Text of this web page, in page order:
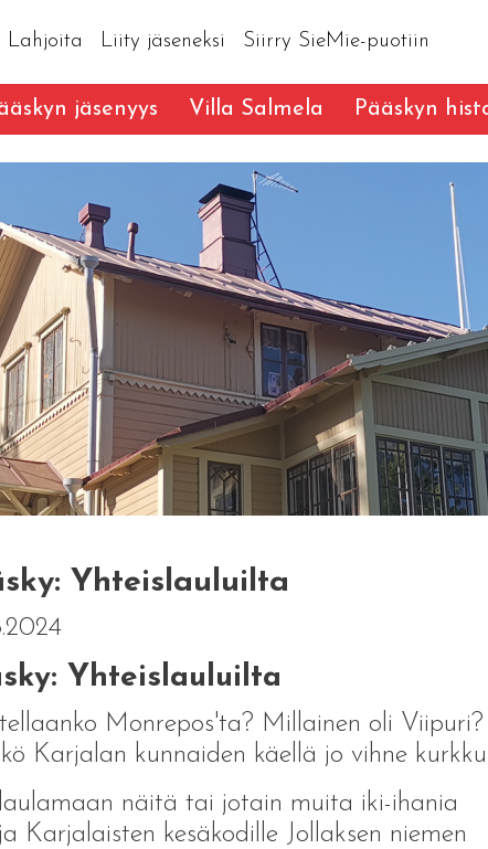
Lahjoita Liity jäseneksi Siirry SieMie-puotiin
jäsenyys Villa Salmela Pääskyn
Yhteislauluilta
Yhteislauluilta
Monrepos'ta? Millainen oli Viipuri?
Karjalan kunnaiden käellä jo vihne
laulamaan näitä tai jotain muita iki-ihania
Karjalaisten kesäkodille Jollaksen niemen